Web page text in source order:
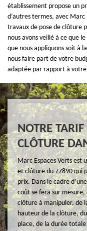
établissement propose un
d’autres termes, avec Marc
travaux de pose de clôture
nous avons veillé à ce que
que nous appliquons soit à
nous faire part de votre
adaptée par rapport à
NOTRE
CLÔTURE
Marc Espaces Verts est
et clôture du 77890 qui
prix. Dans le cadre
coût se fera sur
clôture à manipuler, de
hauteur de la clôture,
place, de la durée